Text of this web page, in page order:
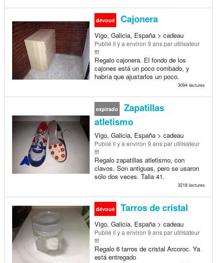
dévoué Cajonera
Vigo, Galicia, España > cadeau
Publié il y a environ 9 anspar utilisateur
fff
Regalo cajonera. El fondo de los
cajones está un poco combado, y
habría que ajustarlos un poco.
3094 lectures
expirado
Zapatillas
atletismo
Vigo, Galicia, España > cadeau
Publié il y a environ 9 anspar utilisateur
fff
Regalo zapatillas atletismo, con
clavos. Son antiguas, pero se usaron
sólo dos veces. Talla 41.
3218 lectures
dévoué Tarros de cristal
Vigo, Galicia, España > cadeau
Publié il y a environ 9 anspar utilisateur
fff
Regalo 6 tarros de cristal Arcoroc. Ya
está entregado